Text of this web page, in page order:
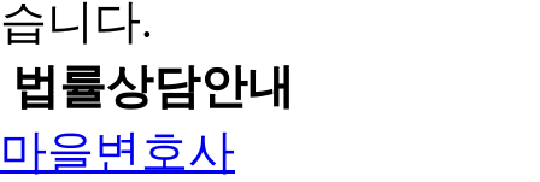
습니다.
법률상담안내
마을변호사